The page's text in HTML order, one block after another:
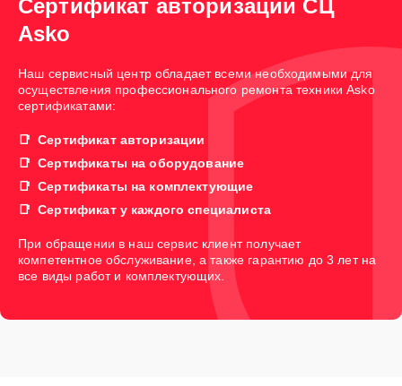
Сертификат авторизации СЦ
Asko
Наш сервисный центр обладает всеми необходимыми для
осуществления профессионального ремонта техники Asko
сертификатами:
Сертификат авторизации
Сертификаты на оборудование
Сертификаты на комплектующие
Сертификат у каждого специалиста
При обращении в наш сервис клиент получает
компетентное обслуживание, а также гарантию до 3 лет на
все виды работ и комплектующих.